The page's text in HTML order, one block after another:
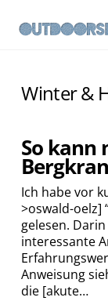
content
Winter &
So kann
Ich habe vor
>oswald-oelz]
gelesen.
interessante
Anweisung
die [akute…